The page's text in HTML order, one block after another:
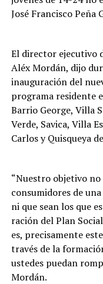
José Francisco Peña
El director ejecutivo
Aléx Mordán, dijo
inauguración del
programa residente
Barrio George, Villa
Verde, Savica, Villa
Carlos y Quisqueya
“Nuestro objetivo no
consumidores de
ni que sean los que
ración del Plan
es, precisamente
través de la
ustedes puedan
Mordán.